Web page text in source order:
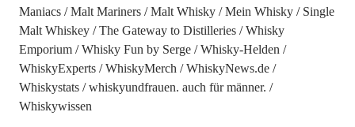
Maniacs
Malt Mariners Malt Whisky Mein Whisky
Single
Malt Whiskey
The Gateway to Distilleries
Whisky
Emporium
Whisky Fun by Serge
Whisky-Helden
WhiskyExperts
WhiskyMerch
WhiskyNews.de
Whiskystats
whiskyundfrauen. auch für männer.
Whiskywissen